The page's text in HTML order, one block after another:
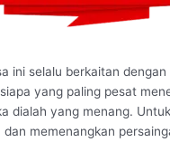
ini selalu berkaitan
yang paling pesat
dialah yang menang.
memenangkan